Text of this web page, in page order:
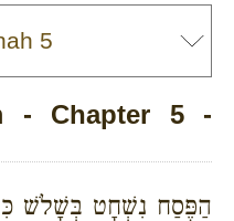
- Chapter 5 -
הַפֶּסַח נִשְׁחָט בְּשָׁלֹשׁ